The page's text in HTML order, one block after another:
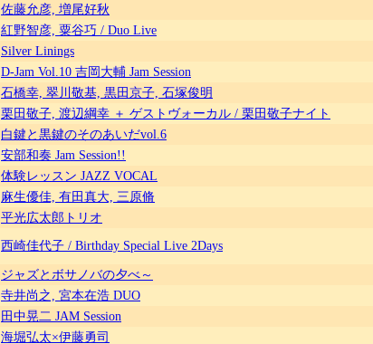
佐藤允彦, 増尾好秋
紅野智彦, 粟谷巧 / Duo Live
Silver Linings
D-Jam Vol.10 吉岡大輔 Jam Session
石橋幸, 翠川敬基, 黒田京子, 石塚俊明
栗田敬子, 渡辺綱幸 ＋ ゲストヴォーカル / 栗田敬子ナイト
白鍵と黒鍵のそのあいだvol.6
安部和奏 Jam Session!!
体験レッスン JAZZ VOCAL
麻生優佳, 有田真大, 三原脩
平光広太郎トリオ
西崎佳代子 / Birthday Special Live 2Days
ジャズとボサノバの夕べ～
寺井尚之, 宮本在浩 DUO
田中晃二 JAM Session
海堀弘太×伊藤勇司